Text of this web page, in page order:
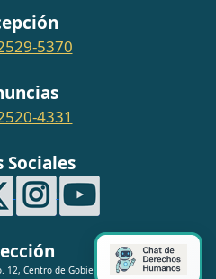
5370
4331
Sociales
Centro de Gobierno, San Salvador.